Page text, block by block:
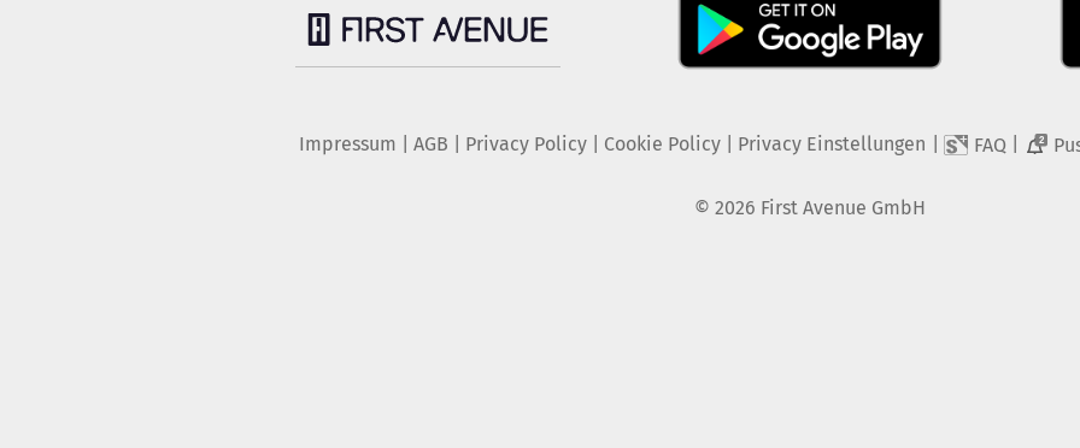
Impressum AGB Privacy Policy| Cookie Policy| Privacy Einstellungen FAQ 2
© 2026 First Avenue GmbH